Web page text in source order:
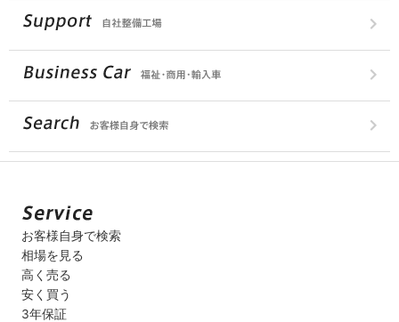
お客様自身で検索
相場を見る
高く売る
安く買う
3年保証